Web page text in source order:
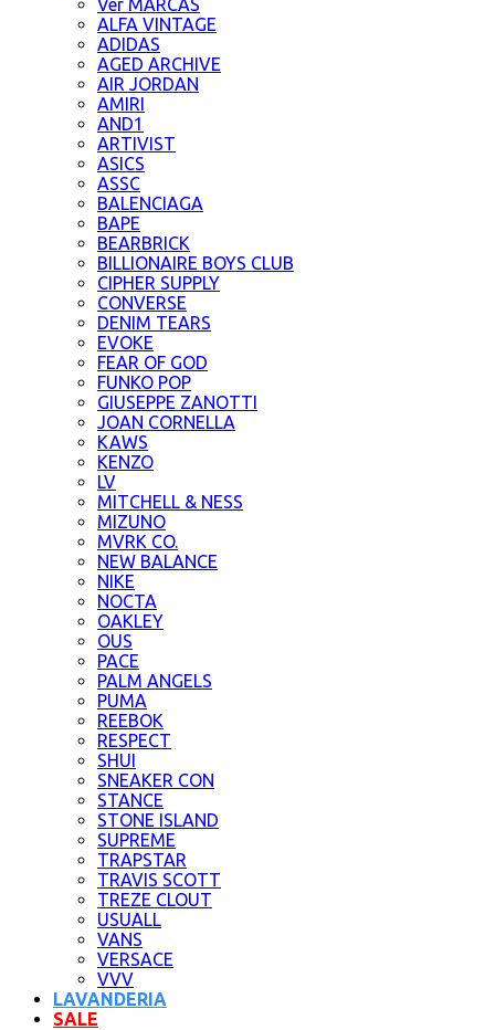
Ver MARCAS
ALFA VINTAGE
ADIDAS
AGED ARCHIVE
AIR JORDAN
AMIRI
AND1
ARTIVIST
ASICS
ASSC
BALENCIAGA
BAPE
BEARBRICK
BILLIONAIRE BOYS CLUB
CIPHER SUPPLY
CONVERSE
DENIM TEARS
EVOKE
FEAR OF GOD
FUNKO POP
GIUSEPPE ZANOTTI
JOAN CORNELLA
KAWS
KENZO
LV
MITCHELL & NESS
MIZUNO
MVRK CO.
NEW BALANCE
NIKE
NOCTA
OAKLEY
OUS
PACE
PALM ANGELS
PUMA
REEBOK
RESPECT
SHUI
SNEAKER CON
STANCE
STONE ISLAND
SUPREME
TRAPSTAR
TRAVIS SCOTT
TREZE CLOUT
USUALL
VANS
VERSACE
VVV
LAVANDERIA
SALE